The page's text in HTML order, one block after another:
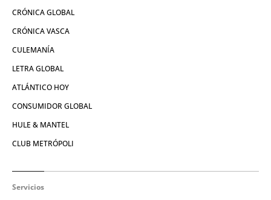
CRÓNICA GLOBAL
CRÓNICA VASCA
CULEMANÍA
LETRA GLOBAL
ATLÁNTICO HOY
CONSUMIDOR GLOBAL
HULE & MANTEL
CLUB METRÓPOLI
Servicios